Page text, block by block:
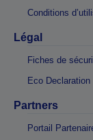
Conditions
Légal
Fiches de
Eco Declaration
Partners
Portail